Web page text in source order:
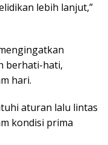
lebih lanjut,”
berhati-hati,
hari.
aturan lalu lintas
kondisi prima